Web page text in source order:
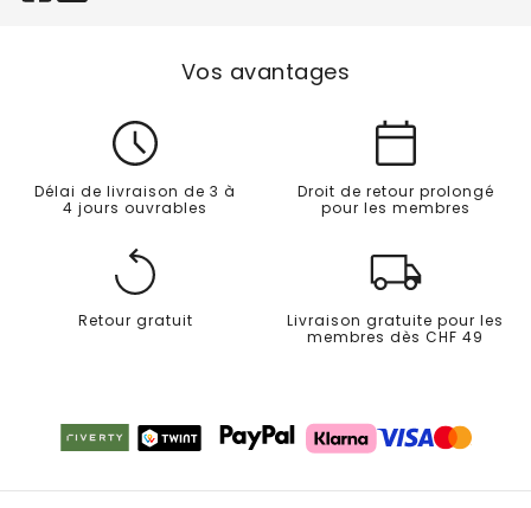
Vos avantages
Délai de livraison de 3 à
4 jours ouvrables
Droit de retour prolongé
pour les membres
Retour gratuit
Livraison gratuite pour les
membres dès CHF 49